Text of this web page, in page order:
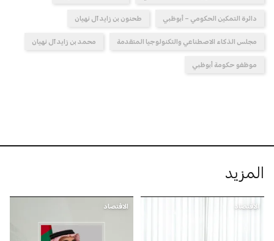
دائرة التمكين الحكومي – أبوظبي طحنون بن زايد آل نهيان
مجلس الذكاء الاصطناعي والتكنولوجيا المتقدمة محمد بن زايد آل نهيان
موظفو حكومة أبوظبي
المزيد
الاقتصاد الاقتصاد